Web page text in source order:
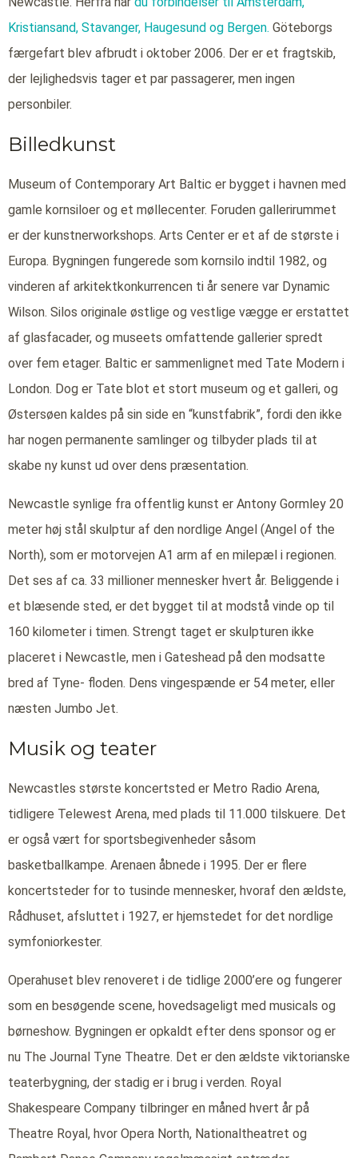
Kristiansand, Stavanger, Haugesund og Bergen. Göteborgs
færgefart blev afbrudt i oktober 2006. Der er et fragtskib,
der lejlighedsvis tager et par passagerer, men ingen
personbiler.
Billedkunst
Museum of Contemporary Art Baltic er bygget i havnen med
gamle kornsiloer og et møllecenter. Foruden gallerirummet
er der kunstnerworkshops. Arts Center er et af de største i
Europa. Bygningen fungerede som kornsilo indtil 1982, og
vinderen af arkitektkonkurrencen ti år senere var Dynamic
Wilson. Silos originale østlige og vestlige vægge er erstattet
af glasfacader, og museets omfattende gallerier spredt
over fem etager. Baltic er sammenlignet med Tate Modern i
London. Dog er Tate blot et stort museum og et galleri, og
Østersøen kaldes på sin side en “kunstfabrik”, fordi den ikke
har nogen permanente samlinger og tilbyder plads til at
skabe ny kunst ud over dens præsentation.
Newcastle synlige fra offentlig kunst er Antony Gormley 20
meter høj stål skulptur af den nordlige Angel (Angel of the
North), som er motorvejen A1 arm af en milepæl i regionen.
Det ses af ca. 33 millioner mennesker hvert år. Beliggende i
et blæsende sted, er det bygget til at modstå vinde op til
160 kilometer i timen. Strengt taget er skulpturen ikke
placeret i Newcastle, men i Gateshead på den modsatte
bred af Tyne- floden. Dens vingespænde er 54 meter, eller
næsten Jumbo Jet.
Musik og teater
Newcastles største koncertsted er Metro Radio Arena,
tidligere Telewest Arena, med plads til 11.000 tilskuere. Det
er også vært for sportsbegivenheder såsom
basketballkampe. Arenaen åbnede i 1995. Der er flere
koncertsteder for to tusinde mennesker, hvoraf den ældste,
Rådhuset, afsluttet i 1927, er hjemstedet for det nordlige
symfoniorkester.
Operahuset blev renoveret i de tidlige 2000’ere og fungerer
som en besøgende scene, hovedsageligt med musicals og
børneshow. Bygningen er opkaldt efter dens sponsor og er
nu The Journal Tyne Theatre. Det er den ældste viktorianske
teaterbygning, der stadig er i brug i verden. Royal
Shakespeare Company tilbringer en måned hvert år på
Theatre Royal, hvor Opera North, Nationaltheatret og